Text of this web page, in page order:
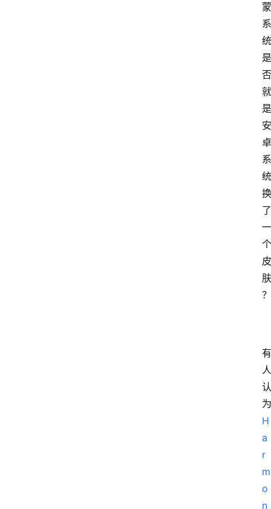
蒙
系
统
是
否
就
是
安
卓
系
统
换
了
一
个
皮
肤
？
有
人
认
为
H
a
r
m
o
n